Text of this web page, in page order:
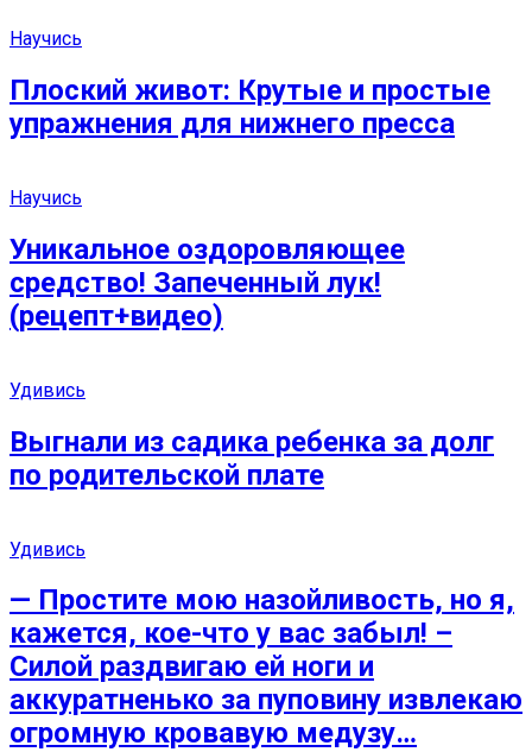
Научись
Плоский живот: Крутые и простые
упражнения для нижнего пресса
Научись
Уникальное оздоровляющее
средство! Запеченный лук!
(рецепт+видео)
Удивись
Выгнали из садика ребенка за долг
по родительской плате
Удивись
— Простите мою назойливость, но я,
кажется, кое-что у вас забыл! –
Силой раздвигаю ей ноги и
аккуратненько за пуповину извлекаю
огромную кровавую медузу…